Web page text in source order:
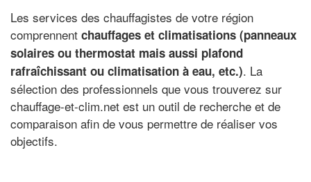
Les services des chauffagistes de votre région
comprennent chauffages et climatisations (panneaux
solaires ou thermostat mais aussi plafond
rafraîchissant ou climatisation à eau, etc.). La
sélection des professionnels que vous trouverez sur
chauffage-et-clim.net est un outil de recherche et de
comparaison afin de vous permettre de réaliser vos
objectifs.